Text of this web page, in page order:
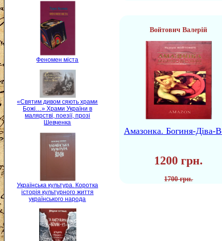
Феномен міста
«Святим дивом сяють храми
Божі…» Храми України в
малярстві, поезії, прозі
Шевченка
Українська культура. Коротка
історія культурного життя
українського народа
Войтович Валерій
Амазонка. Богиня-Діва-
1200 грн.
1700 грн.